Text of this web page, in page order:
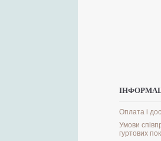
Оплата і
Умови
гуртових